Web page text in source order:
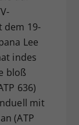
dem 19-
Lee
indes
bloß
636)
mit
(ATP